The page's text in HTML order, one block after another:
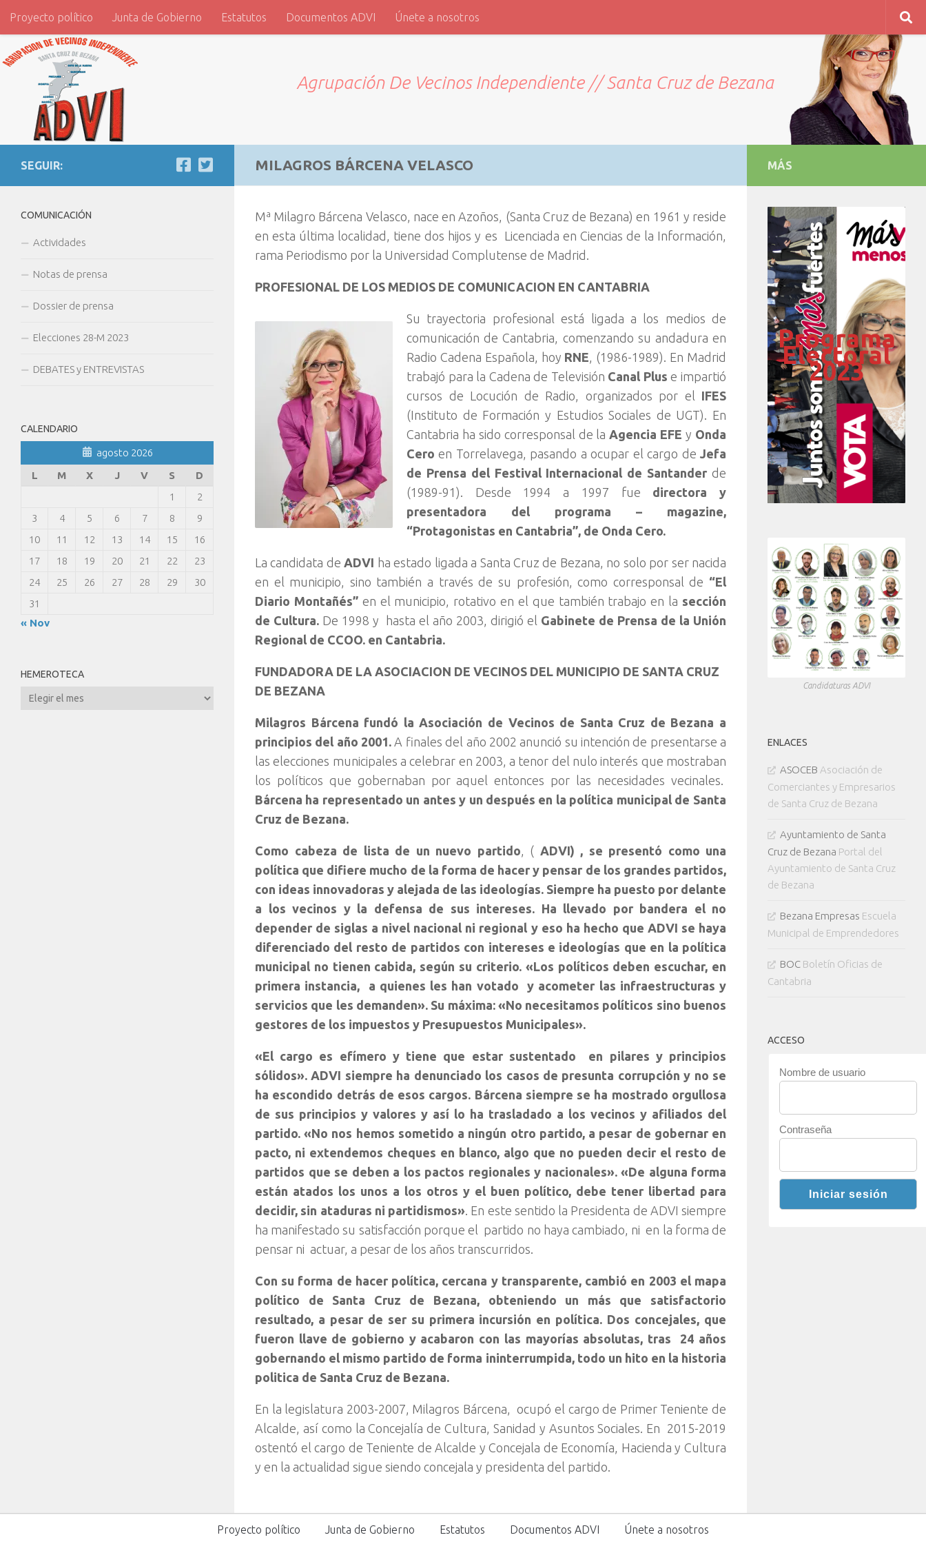
Saltar al contenido
Proyecto político Junta de Gobierno Estatutos Documentos ADVI Únete a nosotros
ADVI Agrupación De Vecinos Independiente // Santa Cruz de Bezana
MILAGROS BÁRCENA VELASCO
Mª Milagro Bárcena Velasco, nace en Azoños, (Santa Cruz de Bezana) en 1961 y reside
en esta última localidad, tiene dos hijos y es Licenciada en Ciencias de la Información,
rama Periodismo por la Universidad Complutense de Madrid.
PROFESIONAL DE LOS MEDIOS DE COMUNICACION EN CANTABRIA
Su trayectoria profesional está ligada a los medios de
comunicación de Cantabria, comenzando su andadura en
Radio Cadena Española, hoy RNE, (1986-1989). En Madrid
trabajó para la Cadena de Televisión Canal Plus e impartió
cursos de Locución de Radio, organizados por el IFES
(Instituto de Formación y Estudios Sociales de UGT). En
Cantabria ha sido corresponsal de laAgencia EFE y Onda
Cero en Torrelavega, pasando a ocupar el cargo de Jefa
de Prensa del Festival Internacional de Santander de
(1989-91). Desde 1994 a 1997 fue directora y
presentadora del programa – magazine,
“Protagonistas en Cantabria”, de Onda Cero.
La candidata deADVI ha estado ligada a Santa Cruz de Bezana, no solo por ser nacida
en el municipio, sino también a través de su profesión, como corresponsal de “El
Diario Montañés”en el municipio, rotativo en el que también trabajo en la sección
de Cultura. De 1998 y hasta el año 2003, dirigió el Gabinete de Prensa de la Unión
Regional de CCOO. en Cantabria.
FUNDADORA DE LA ASOCIACION DE VECINOS DEL MUNICIPIO DE SANTA CRUZ
DE BEZANA
Milagros Bárcena fundó la Asociación de Vecinos de Santa Cruz de Bezana a
principios del año 2001.A finales del año 2002 anunció su intención de presentarse a
las elecciones municipales a celebrar en 2003, a tenor del nulo interés que mostraban
los políticos que gobernaban por aquel entonces por las necesidades vecinales.
Bárcena ha representado un antes y un después en la política municipal de Santa
Cruz de Bezana.
Como cabeza de lista de un nuevo partido, ( ADVI) , se presentó como una
política que difiere mucho de la forma de hacer y pensar de los grandes partidos,
con ideas innovadoras y alejada de las ideologías. Siempre ha puesto por delante
a los vecinos y la defensa de sus intereses. Ha llevado por bandera el no
depender de siglas a nivel nacional ni regional y eso ha hecho que ADVI se haya
diferenciado del resto de partidos con intereses e ideologías que en la política
municipal no tienen cabida, según su criterio. «Los políticos deben escuchar, en
primera instancia, a quienes les han votado y acometer las infraestructuras y
servicios que les demanden». Su máxima: «No necesitamos políticos sino buenos
gestores de los impuestos y Presupuestos Municipales».
«El cargo es efímero y tiene que estar sustentado en pilares y principios
sólidos». ADVI siempre ha denunciado los casos de presunta corrupción y no se
ha escondido detrás de esos cargos. Bárcena siempre se ha mostrado orgullosa
de sus principios y valores y así lo ha trasladado a los vecinos y afiliados del
partido. «No nos hemos sometido a ningún otro partido, a pesar de gobernar en
pacto, ni extendemos cheques en blanco, algo que no pueden decir el resto de
partidos que se deben a los pactos regionales y nacionales». «De alguna forma
están atados los unos a los otros y el buen político, debe tener libertad para
decidir, sin ataduras ni partidismos». En este sentido la Presidenta de ADVI siempre
ha manifestado su satisfacción porque el partido no haya cambiado, ni en la forma de
pensar ni actuar, a pesar de los años transcurridos.
Con su forma de hacer política, cercana y transparente, cambió en 2003 el mapa
político de Santa Cruz de Bezana, obteniendo un más que satisfactorio
resultado, a pesar de ser su primera incursión en política. Dos concejales, que
fueron llave de gobierno y acabaron con las mayorías absolutas, tras 24 años
gobernando el mismo partido de forma ininterrumpida, todo un hito en la historia
politica de Santa Cruz de Bezana.
En la legislatura 2003-2007, Milagros Bárcena, ocupó el cargo de Primer Teniente de
Alcalde, así como la Concejalía de Cultura, Sanidad y Asuntos Sociales. En 2015-2019
ostentó el cargo de Teniente de Alcalde y Concejala de Economía, Hacienda y Cultura
y en la actualidad sigue siendo concejala y presidenta del partido.
SEGUIR:
COMUNICACIÓN
Actividades
Notas de prensa
Dossier de prensa
Elecciones 28-M 2023
DEBATES y ENTREVISTAS
CALENDARIO
agosto 2026
L
M X J V S
D
1
2
3
4 5 6 7 8
9
10
11 12 13 14 15
16
17
18 19 20 21 22
23
24
25 26 27 28 29
30
31
« Nov
HEMEROTECA
Hemeroteca
MÁS
Programa
Electoral
2023
Candidaturas ADVI
ENLACES
ASOCEB Asociación de
Comerciantes y Empresarios
de Santa Cruz de Bezana
Ayuntamiento de Santa
Cruz de Bezana Portal del
Ayuntamiento de Santa Cruz
de Bezana
Bezana Empresas Escuela
Municipal de Emprendedores
BOC Boletín Oficias de
Cantabria
ACCESO
Nombre de usuario
Contraseña
Proyecto político Junta de Gobierno Estatutos Documentos ADVI Únete a nosotros